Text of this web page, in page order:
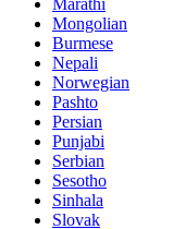
Mongolian
Burmese
Nepali
Norwegian
Pashto
Persian
Punjabi
Serbian
Sesotho
Sinhala
Slovak